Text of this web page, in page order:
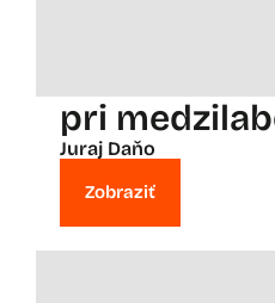
pri
Juraj Daňo
Zobraziť